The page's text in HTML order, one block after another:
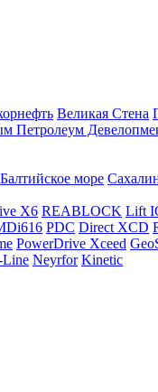
Великая Стена
Петролеум
Балтийское море
X6 REABLOCK Lift
PDC Direct XCD
PowerDrive Xceed
Line Neyrfor Kinetic